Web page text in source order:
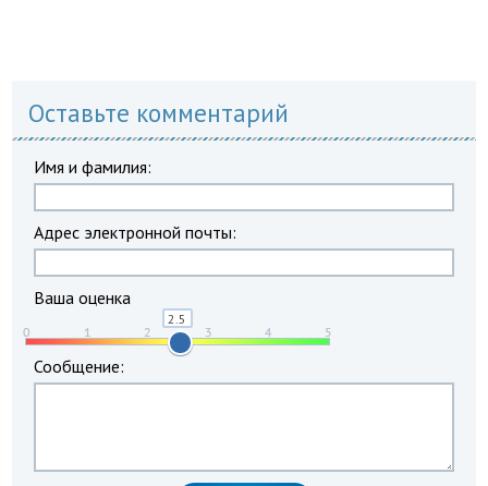
Оставьте комментарий
Имя и фамилия:
Адрес электронной почты:
Ваша оценка
Сообщение: